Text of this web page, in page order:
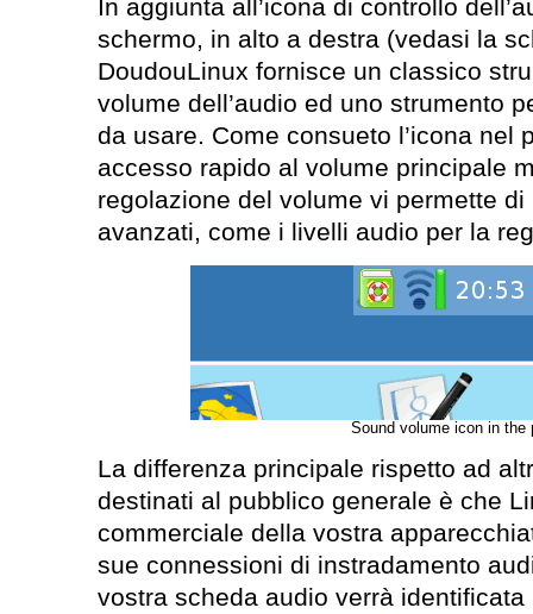
In aggiunta all’icona di controllo
schermo, in alto a destra (vedasi la
DoudouLinux fornisce un classico
volume dell’audio ed uno strumento
da usare. Come consueto l’icona nel
accesso rapido al volume principale
regolazione del volume vi permette
avanzati, come i livelli audio per la
Sound volume icon in the
La differenza principale rispetto ad
destinati al pubblico generale è che
commerciale della vostra
sue connessioni di instradamento
vostra scheda audio verrà